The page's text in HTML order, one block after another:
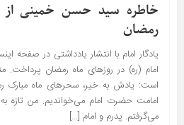
خاطره سید حسن خمینی از
رمضان
یادگار امام با انتشار یادداشتی در صفحه
امام (ره) در روزهای ماه رمضان
است: یادش به خیر، سحرهاى ماه مبارک
امامت حضرت امام مى‌خواندیم. من تازه
مى‌گرفتم. پدرم و امام […]